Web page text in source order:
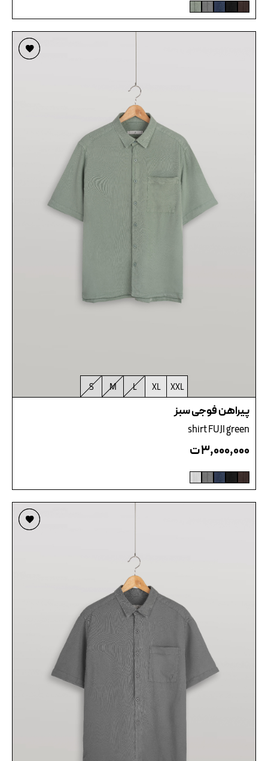
XXL
XL
L
M
S
پیراهن فوجی سبز
shirt FUJI green
۳,۰۰۰,۰۰۰ت